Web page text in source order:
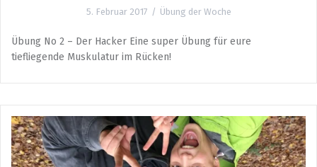
5. Februar 2017 Übung der Woche
Übung No 2 – Der Hacker Eine super Übung für eure
tiefliegende Muskulatur im Rücken!